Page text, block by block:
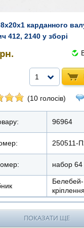
карданного
412, 2140 у зборі
1
(10 голосів)
96964
250511-
набор 64
Белебей-
кріплення
ПОКАЗАТИ ЩЕ